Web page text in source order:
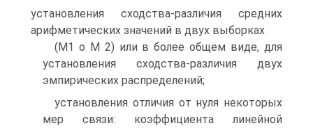
установления сходства-различия средних
арифметических значений в двух выборках
(M1 о M 2) или в более общем виде, для
установления сходства-различия двух
эмпирических распределений;
установления отличия от нуля некоторых
мер связи: коэффициента линейной